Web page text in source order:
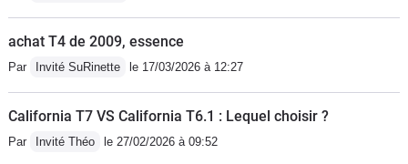
achat T4 de 2009, essence
Par Invité SuRinette le 17/03/2026 à 12:27
California T7 VS California T6.1 : Lequel choisir ?
Par Invité Théo le 27/02/2026 à 09:52